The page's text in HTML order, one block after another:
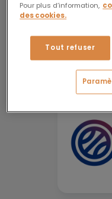
Contact
Téléchargements
Pour plus d’information,
des cookies.
Tout refuser